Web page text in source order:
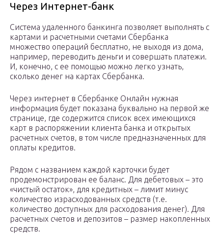
Через Интернет-банк
Система удаленного банкинга позволяет выполнять с
картами и расчетными счетами Сбербанка
множество операций бесплатно, не выходя из дома,
например, переводить деньги и совершать платежи.
И, конечно, с ее помощью можно легко узнать,
сколько денег на картах Сбербанка.
Через интернет в Сбербанке Онлайн нужная
информация будет показана буквально на первой же
странице, где содержится список всех имеющихся
карт в распоряжении клиента банка и открытых
расчетных счетов, в том числе предназначенных для
оплаты кредитов.
Рядом с названием каждой карточки будет
продемонстрирован ее баланс. Для дебетовых – это
«чистый остаток», для кредитных – лимит минус
количество израсходованных средств (т.е.
количество доступных для расходования денег). Для
расчетных счетов и депозитов – размер накопленных
средств.